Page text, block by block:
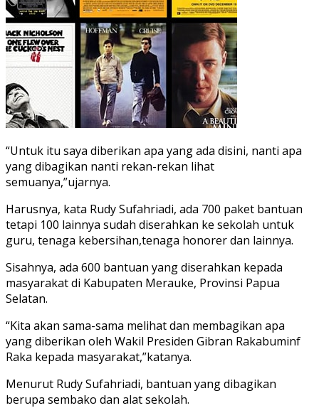
“Untuk itu saya diberikan apa yang ada disini, nanti apa
yang dibagikan nanti rekan-rekan lihat
semuanya,”ujarnya.
Harusnya, kata Rudy Sufahriadi, ada 700 paket bantuan
tetapi 100 lainnya sudah diserahkan ke sekolah untuk
guru, tenaga kebersihan,tenaga honorer dan lainnya.
Sisahnya, ada 600 bantuan yang diserahkan kepada
masyarakat di Kabupaten Merauke, Provinsi Papua
Selatan.
“Kita akan sama-sama melihat dan membagikan apa
yang diberikan oleh Wakil Presiden Gibran Rakabuminf
Raka kepada masyarakat,”katanya.
Menurut Rudy Sufahriadi, bantuan yang dibagikan
berupa sembako dan alat sekolah.